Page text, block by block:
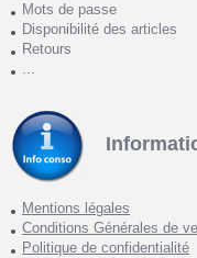
Mots de passe
Disponibilité des articles
Retours
...
Mentions légales
Conditions Générales de
Politique de confidentialité